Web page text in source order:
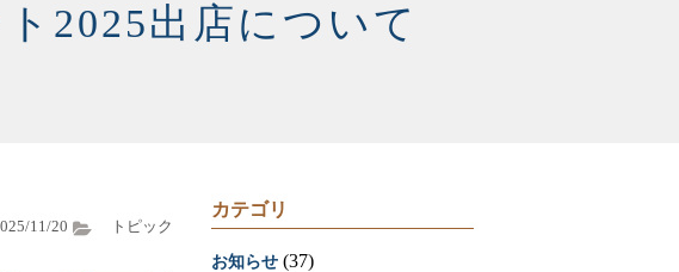
2025出店について
11/20 トピック
カテゴリ
お知らせ (37)